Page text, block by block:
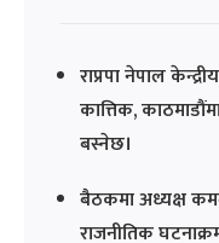
राप्रपा नेपाल
कात्तिक,
बस्नेछ।
बैठकमा अध्यक्ष
राजनीतिक